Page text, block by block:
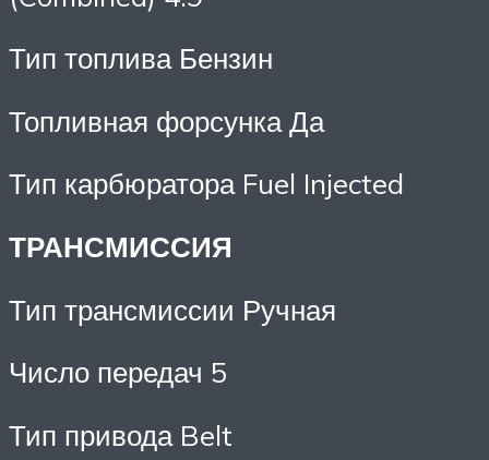
Тип топлива Бензин
Топливная форсунка Да
Тип карбюратора Fuel Injected
ТРАНСМИССИЯ
Тип трансмиссии Ручная
Число передач 5
Тип привода Belt